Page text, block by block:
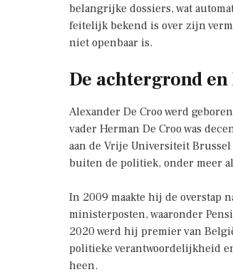
belangrijke dossiers, wat
feitelijk bekend is over zijn
niet openbaar is.
De achtergrond
Alexander De Croo werd
vader Herman De Croo was
aan de Vrije Universiteit
buiten de politiek, onder meer
In 2009 maakte hij de overstap
ministerposten, waaronder
2020 werd hij premier van
politieke verantwoordelijkheid
heen.